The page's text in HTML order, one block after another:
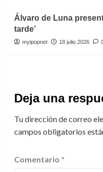
Álvaro de Luna
tarde’
myipopnet 18 julio 2026
Deja una
Tu dirección de correo
campos obligatorios
Comentario *